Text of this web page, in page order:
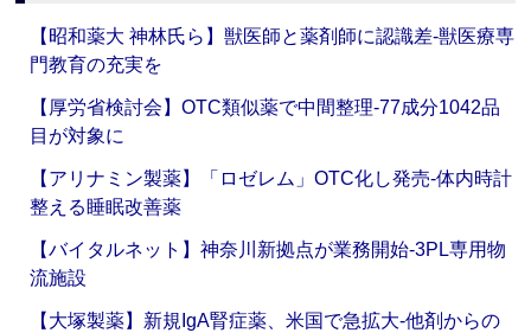
【昭和薬大 神林氏ら】獣医師と薬剤師に認識差‐獣医療専
門教育の充実を
【厚労省検討会】OTC類似薬で中間整理‐77成分1042品
目が対象に
【アリナミン製薬】「ロゼレム」OTC化し発売‐体内時計
整える睡眠改善薬
【バイタルネット】神奈川新拠点が業務開始‐3PL専用物
流施設
【大塚製薬】新規IgA腎症薬、米国で急拡大‐他剤からの